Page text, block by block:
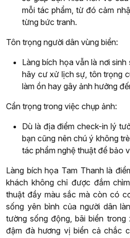
mỗi tác phẩm, từ đó cảm
từng bức tranh.
Tôn trọng người dân vùng biển:
Làng bích họa vẫn là nơi
hãy cư xử lịch sự, tôn trọng
làm ồn hay gây ảnh hưởng
Cẩn trọng trong việc chụp ảnh:
Dù là địa điểm check-in lý
bạn cũng nên chú ý không
tác phẩm nghệ thuật để bảo
Làng bích họa Tam Thanh là
khách không chỉ được đắm
thuật đầy màu sắc mà còn có
sống yên bình của người dân
tường sống động, bãi biển
đậm đà hương vị biển cả chắc